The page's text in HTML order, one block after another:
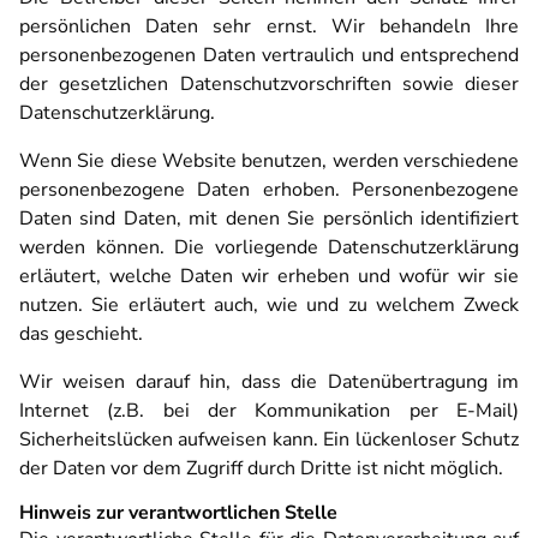
persönlichen Daten sehr ernst. Wir behandeln Ihre
personenbezogenen Daten vertraulich und entsprechend
der gesetzlichen Datenschutzvorschriften sowie dieser
Datenschutzerklärung.
Wenn Sie diese Website benutzen, werden verschiedene
personenbezogene Daten erhoben. Personenbezogene
Daten sind Daten, mit denen Sie persönlich identifiziert
werden können. Die vorliegende Datenschutzerklärung
erläutert, welche Daten wir erheben und wofür wir sie
nutzen. Sie erläutert auch, wie und zu welchem Zweck
das geschieht.
Wir weisen darauf hin, dass die Datenübertragung im
Internet (z.B. bei der Kommunikation per E-Mail)
Sicherheitslücken aufweisen kann. Ein lückenloser Schutz
der Daten vor dem Zugriff durch Dritte ist nicht möglich.
Hinweis zur verantwortlichen Stelle